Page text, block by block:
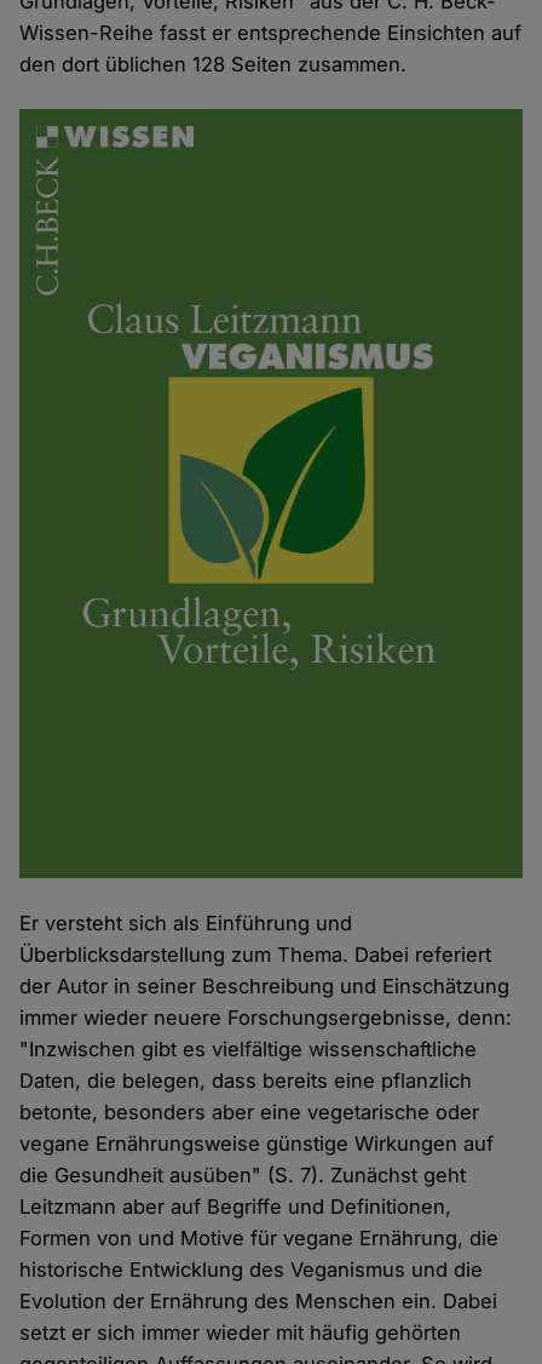
Wissen-Reihe fasst er entsprechende Einsichten auf
den dort üblichen 128 Seiten zusammen.
Er versteht sich als Einführung und
Überblicksdarstellung zum Thema. Dabei referiert
der Autor in seiner Beschreibung und Einschätzung
immer wieder neuere Forschungsergebnisse, denn:
"Inzwischen gibt es vielfältige wissenschaftliche
Daten, die belegen, dass bereits eine pflanzlich
betonte, besonders aber eine vegetarische oder
vegane Ernährungsweise günstige Wirkungen auf
die Gesundheit ausüben" (S. 7). Zunächst geht
Leitzmann aber auf Begriffe und Definitionen,
Formen von und Motive für vegane Ernährung, die
historische Entwicklung des Veganismus und die
Evolution der Ernährung des Menschen ein. Dabei
setzt er sich immer wieder mit häufig gehörten